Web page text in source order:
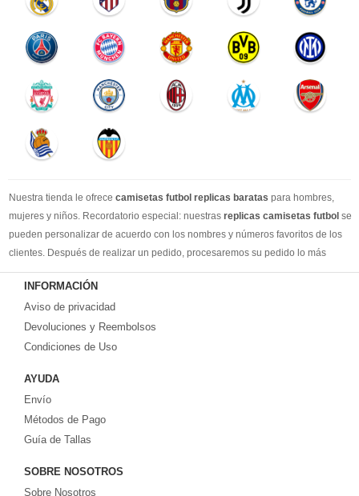
Nuestra tienda le ofrece camisetas futbol replicas baratas para hombres,
mujeres y niños. Recordatorio especial: nuestras replicas camisetas futbol se
pueden personalizar de acuerdo con los nombres y números favoritos de los
clientes. Después de realizar un pedido, procesaremos su pedido lo más
rápido posible, para que pueda recibir su camisetas de fútbol favorita cuando
la necesite. DHL / EMS / China Post y otro expreso, puede elegir libremente.
Llevamos más de 10 años comprometidos con esta industria, con una línea de
producción estable, un sólido equipo de servicio al cliente y una gran cantidad
de los clientes más leales. Tenemos suficiente experiencia para satisfacer tus
Prometemos a cada cliente:
1-Precio más bajo en toda la red, seguro de calidad
2-100% Método de pago seguro.
3-Cada uno de nuestros paquetes se enviará al número de seguimiento de
4-Por favor, crea que todos los problemas encontrados en tu pedido, con
nuestra rica experiencia, te daremos una solución satisfactoria.
INFORMACIÓN
Aviso de privacidad
Devoluciones y Reembolsos
Condiciones de Uso
AYUDA
Envío
Métodos de Pago
Guía de Tallas
SOBRE NOSOTROS
Sobre Nosotros